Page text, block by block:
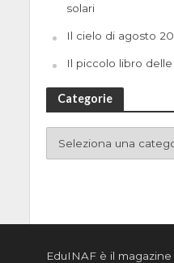
solari
Il cielo di agosto
Il piccolo libro delle
Categorie
EduINAF è il